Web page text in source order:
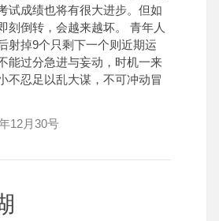
试成绩也将有很大进步。但如
刻倒转，会越来越坏。 青年人
射掉9个只剩下一个则近期运
能过分急进与妄动，时机一来
不忍足以乱大谋，不可冲动冒
12月30号